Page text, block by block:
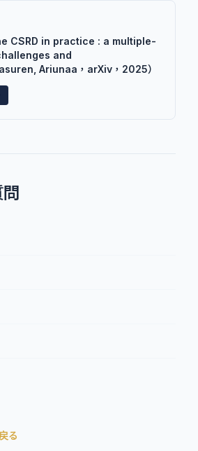
CSRD in practice : a multiple-
and
Ariunaa，arXiv，2025）
る